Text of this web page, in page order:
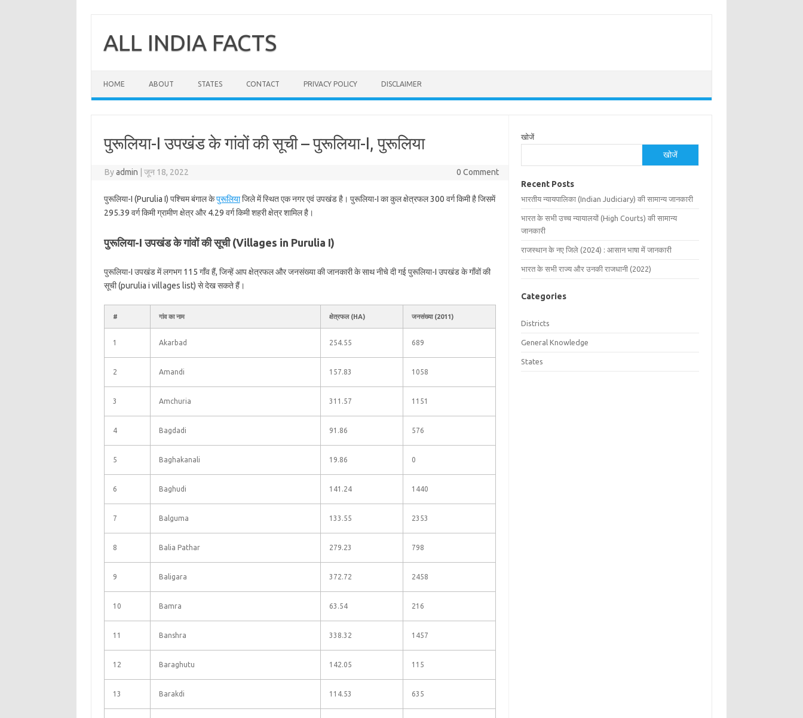
contentALL INDIA FACTS
HOME ABOUT STATES CONTACT PRIVACY POLICY DISCLAIMER
पुरूलिया-I उपखंड के गांवों की सूची – पुरूलिया-I, पुरूलिया
Byadmin जून 18, 2022 0 Comment
पुरूलिया-I (Purulia I) पश्चिम बंगाल केपुरूलियाजिले में स्थित एक नगर एवं उपखंड है। पुरूलिया-I का कुल क्षेत्रफल 300 वर्ग किमी है जिसमें
295.39 वर्ग किमी ग्रामीण क्षेत्र और 4.29 वर्ग किमी शहरी क्षेत्र शामिल है।
पुरूलिया-I उपखंड के गांवों की सूची (Villages in Purulia I)
पुरूलिया-I उपखंड में लगभग 115 गाँव हैं, जिन्हें आप क्षेत्रफल और जनसंख्या की जानकारी के साथ नीचे दी गई पुरूलिया-I उपखंड के गाँवों की
सूची (purulia i villages list) से देख सकते हैं।
# गांव का नाम क्षेत्रफल (HA) जनसंख्या (2011)
1 Akarbad 254.55 689
2 Amandi 157.83 1058
3 Amchuria 311.57 1151
4 Bagdadi 91.86 576
5 Baghakanali 19.86 0
6 Baghudi 141.24 1440
7 Balguma 133.55 2353
8 Balia Pathar 279.23 798
9 Baligara 372.72 2458
10 Bamra 63.54 216
11 Banshra 338.32 1457
12 Baraghutu 142.05 115
13 Barakdi 114.53 635
खोजें
खोजें
Recent Posts
भारतीय न्यायपालिका (Indian Judiciary) की सामान्य जानकारी
भारत के सभी उच्च न्यायालयों (High Courts) की सामान्य
जानकारी
राजस्थान के नए जिले (2024) : आसान भाषा में जानकारी
भारत के सभी राज्य और उनकी राजधानी (2022)
Categories
Districts
General Knowledge
States